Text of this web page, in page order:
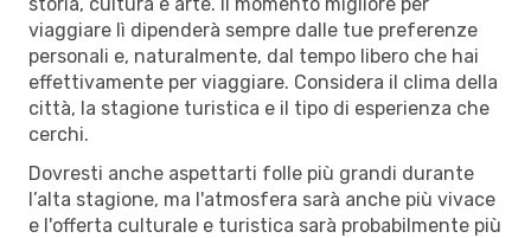
viaggiare lì dipenderà sempre dalle tue preferenze
personali e, naturalmente, dal tempo libero che hai
effettivamente per viaggiare. Considera il clima della
città, la stagione turistica e il tipo di esperienza che
cerchi.
Dovresti anche aspettarti folle più grandi durante
l’alta stagione, ma l'atmosfera sarà anche più vivace
e l'offerta culturale e turistica sarà probabilmente più